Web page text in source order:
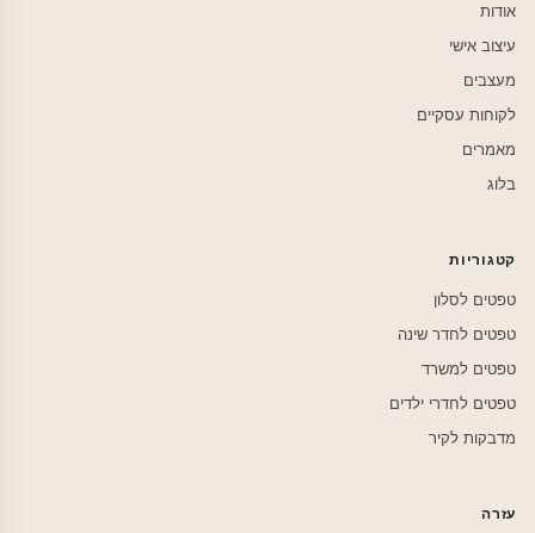
אודות
עיצוב אישי
מעצבים
לקוחות עסקיים
מאמרים
בלוג
קטגוריות
טפטים לסלון
טפטים לחדר שינה
טפטים למשרד
טפטים לחדרי ילדים
מדבקות לקיר
עזרה